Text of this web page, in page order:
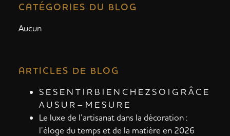
CATÉGORIES DU BLOG
Aucun
ARTICLES DE BLOG
S E S E N T I R B I E N C H E Z S O I G R Â C E
A U S U R – M E S U R E
Le luxe de l’artisanat dans la décoration :
l’éloge du temps et de la matière en 2026